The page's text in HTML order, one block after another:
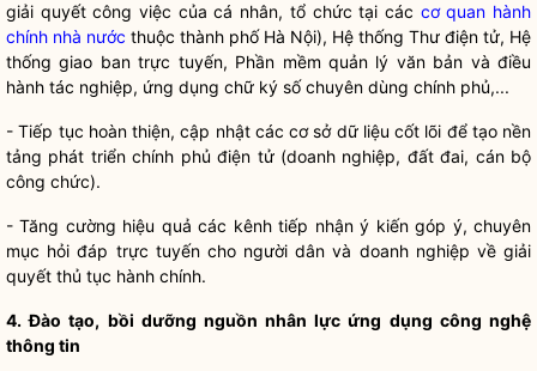
giải quyết công việc của cá nhân, tổ chức tại các cơ quan hành
chính nhà nước thuộc thành phố Hà Nội), Hệ thống Thư điện tử, Hệ
thống giao ban trực tuyến, Phần mềm quản lý văn bản và điều
hành tác nghiệp, ứng dụng chữ ký số chuyên dùng chính phủ,...
- Tiếp tục hoàn thiện, cập nhật các cơ sở dữ liệu cốt lõi để tạo nền
tảng phát triển chính phủ điện tử (doanh nghiệp, đất đai, cán bộ
công chức).
- Tăng cường hiệu quả các kênh tiếp nhận ý kiến góp ý, chuyên
mục hỏi đáp trực tuyến cho người dân và doanh nghiệp về giải
quyết thủ tục hành chính.
4. Đào tạo, bồi dưỡng nguồn nhân lực ứng dụng công nghệ
thông tin